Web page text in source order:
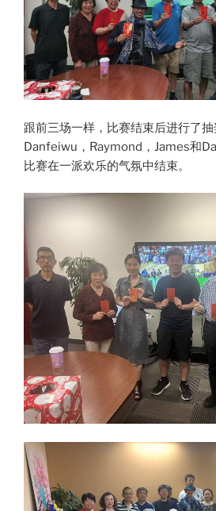
跟前三场一样，比赛结束后进行了抽
Danfeiwu，Raymond，James和
比赛在一派欢乐的气氛中结束。